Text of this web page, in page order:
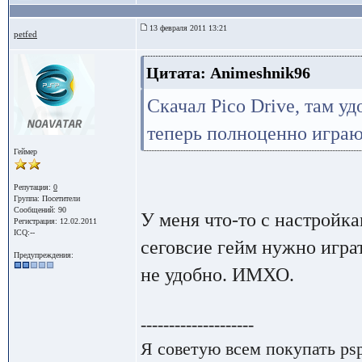
petfed
13 февраля 2011 13:21
Геймер
Репутация: 0
Группа: Посетители
Сообщений: 90
Регистрация: 12.02.2011
ICQ:--
Предупреждения:
Цитата: Animeshnik96
Скачал Pico Drive, там
теперь полноценно
У меня что-то с
сеговсие гейм нужно
не удобно. ИМХО.
--------------------
Я советую всем покупать